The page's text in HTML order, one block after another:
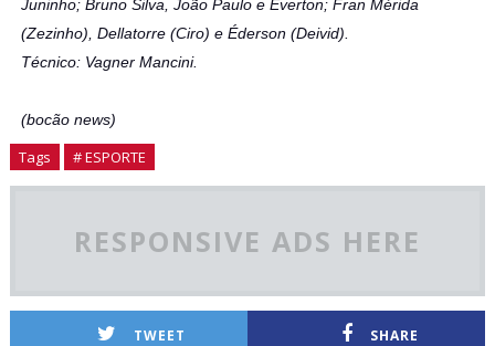
Juninho; Bruno Silva, João Paulo e Everton; Fran Mérida
(Zezinho), Dellatorre (Ciro) e Éderson (Deivid).
Técnico: Vagner Mancini.
(bocão news)
Tags # ESPORTE
RESPONSIVE ADS HERE
TWEET SHARE